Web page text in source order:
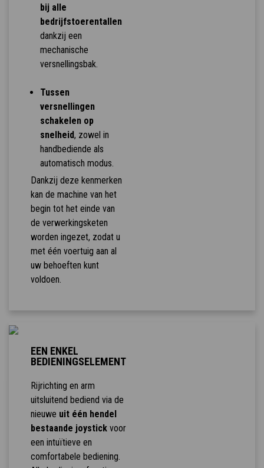
bij alle
bedrijfstoerentallen
dankzij een
mechanische
versnellingsbak.
Tussen
versnellingen
schakelen op
snelheid, zowel in
handbediende als
automatisch modus.
Dankzij deze kenmerken
kan de machine van het
begin tot het einde van
de verwerkingsketen
worden ingezet, zodat u
met één voertuig aan al
uw behoeften kunt
voldoen.
EEN ENKEL
BEDIENINGSELEMENT
Rijrichting en arm
uitsluitend bediend via de
nieuwe uit één hendel
bestaande joystickvoor
een intuïtieve en
comfortabele bediening.